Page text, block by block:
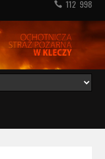
112 998